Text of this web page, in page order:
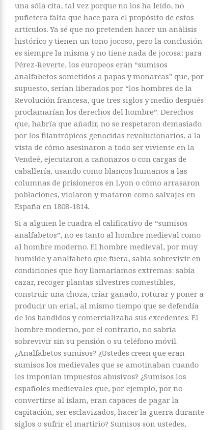
una sóla cita, tal vez porque no los ha leído, no
puñetera falta que hace para el propósito de estos
artículos. Ya sé que no pretenden hacer un anàlisis
histórico y tienen un tono jocoso, pero la conclusión
es siempre la misma y no tiene nada de jocosa: para
Pérez-Reverte, los europeos eran “sumisos
analfabetos sometidos a papas y monarcas” que, por
supuesto, serían liberados por “los hombres de la
Revolución francesa, que tres siglos y medio después
proclamarían los derechos del hombre”. Derechos
que, habrïa que añadir, no se respetaron demasiado
por los filantrópicos genocidas revolucionarios, a la
vista de cómo asesinaron a todo ser viviente en la
Vendeé, ejecutaron a cañonazos o con cargas de
caballería, usando como blancos humanos a las
columnas de prisioneros en Lyon o cómo arrasaron
poblaciones, violaron y mataron como salvajes en
España en 1808-1814.
Si a alguien le cuadra el calificativo de “sumisos
analfabetos”, no es tanto al hombre medieval como
al hombre moderno. El hombre medieval, por muy
humilde y analfabeto que fuera, sabía sobrevivir en
condiciones que hoy llamaríamos extremas: sabía
cazar, recoger plantas silvestres comestibles,
construir una choza, criar ganado, roturar y poner a
producir un erial, al mismo tiempo que se defendía
de los bandidos y comercializaba sus excedentes. El
hombre moderno, por el contrario, no sabría
sobrevivir sin su pensión o su teléfono móvil.
¿Analfabetos sumisos? ¿Ustedes creen que eran
sumisos los medievales que se amotinaban cuando
les imponían impuestos abusivos? ¿Sumisos los
españoles medievales que, por ejemplo, por no
convertirse al islam, eran capaces de pagar la
capitación, ser esclavizados, hacer la guerra durante
siglos o sufrir el martirio? Sumisos son ustedes,